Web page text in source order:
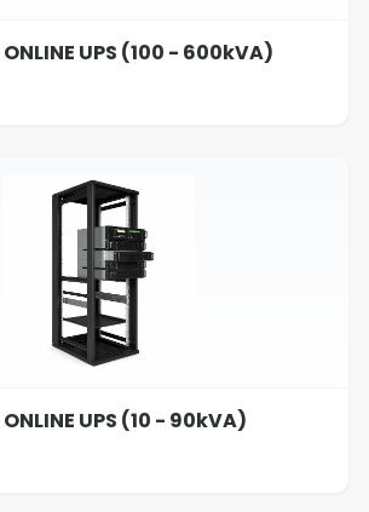
ONLINE UPS (100 - 600kVA)
ONLINE UPS (10 - 90kVA)